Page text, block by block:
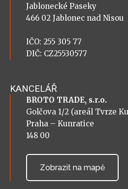
Jablonecké Paseky
466 02 Jablonec nad Nisou
IČO: 255 305 77
DIČ: CZ25530577
KANCELÁŘ
BROTO TRADE, s.r.o.
Golčova 1/2 (areál Tvrze
Praha – Kunratice
148 00
Zobrazit na mapě